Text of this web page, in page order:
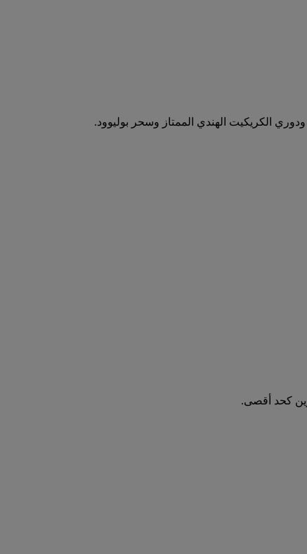
ودوري الكريكيت الهندي الممتاز وسحر بوليوود.
كحد أقصى.